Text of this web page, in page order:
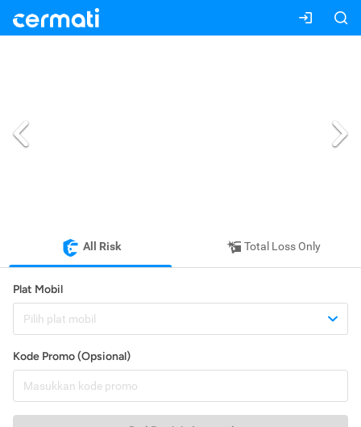
All Risk Total Loss Only
Plat Mobil
Pilih plat mobil
Kode Promo (Opsional)